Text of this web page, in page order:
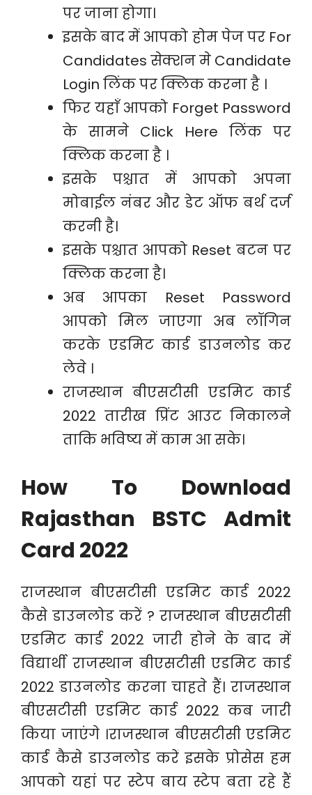
पर जाना होगा।
इसके बाद में आपको होम पेज पर For
Candidates सेक्शन मे Candidate
Login लिंक पर क्लिक करना है ।
फिर यहाँ आपको Forget Password
के सामने Click Here लिंक पर
क्लिक करना है ।
इसके पश्चात में आपको अपना
मोबाईल नंबर और डेट ऑफ बर्थ दर्ज
करनी है।
इसके पश्चात आपको Reset बटन पर
क्लिक करना है।
अब आपका Reset Password
आपको मिल जाएगा अब लॉगिन
करके एडमिट कार्ड डाउनलोड कर
लेवे ।
राजस्थान बीएसटीसी एडमिट कार्ड
2022 तारीख प्रिंट आउट निकालने
ताकि भविष्य में काम आ सके।
How To Download
Rajasthan BSTC Admit
Card 2022
राजस्थान बीएसटीसी एडमिट कार्ड 2022
कैसे डाउनलोड करें ? राजस्थान बीएसटीसी
एडमिट कार्ड 2022 जारी होने के बाद में
विद्यार्थी राजस्थान बीएसटीसी एडमिट कार्ड
2022 डाउनलोड करना चाहते हैं। राजस्थान
बीएसटीसी एडमिट कार्ड 2022 कब जारी
किया जाएंगे ।राजस्थान बीएसटीसी एडमिट
कार्ड कैसे डाउनलोड करें इसके प्रोसेस हम
आपको यहां पर स्टेप बाय स्टेप बता रहे हैं